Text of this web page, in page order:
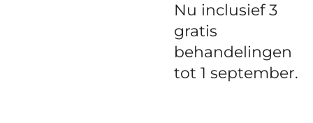
Nu inclusief 3
gratis
behandelingen
tot 1 september.